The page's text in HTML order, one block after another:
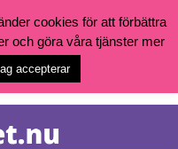
eller nå övriga
cookies för att förbättra
och göra våra tjänster mer
accepterar